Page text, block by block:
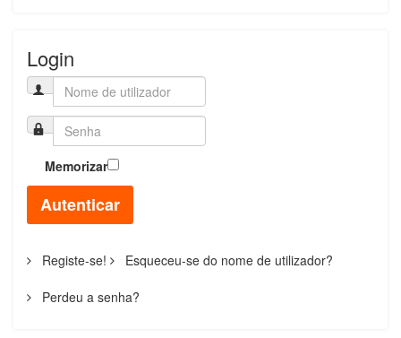
Login
Memorizar
Autenticar
Registe-se! Esqueceu-se do nome de utilizador?
Perdeu a senha?